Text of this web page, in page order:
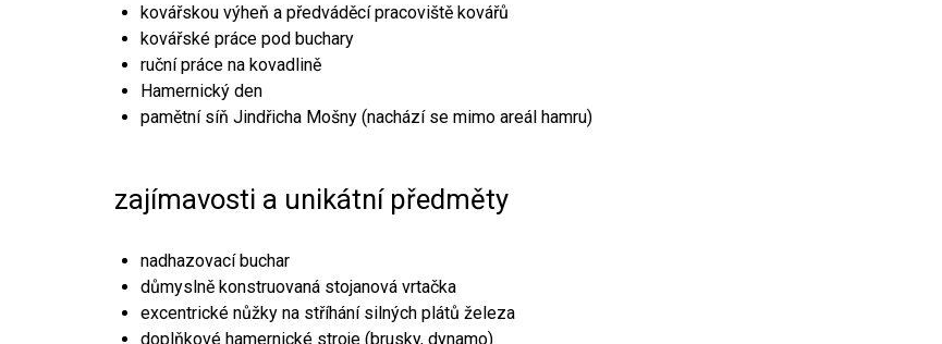
kovářskou výheň a předváděcí pracoviště kovářů
kovářské práce pod buchary
ruční práce na kovadlině
Hamernický den
pamětní síň Jindřicha Mošny (nachází se mimo areál hamru)
zajímavosti a unikátní předměty
nadhazovací buchar
důmyslně konstruovaná stojanová vrtačka
excentrické nůžky na stříhání silných plátů železa
doplňkové hamernické stroje (brusky, dynamo)